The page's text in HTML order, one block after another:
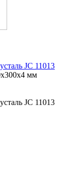
JC 11013
мм
JC 11013